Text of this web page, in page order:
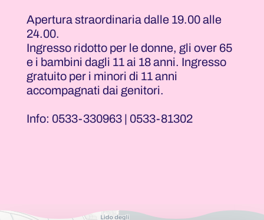
Apertura straordinaria dalle 19.00 alle
24.00.
Ingresso ridotto per le donne, gli over 65
e i bambini dagli 11 ai 18 anni. Ingresso
gratuito per i minori di 11 anni
accompagnati dai genitori.
Info: 0533-330963 | 0533-81302